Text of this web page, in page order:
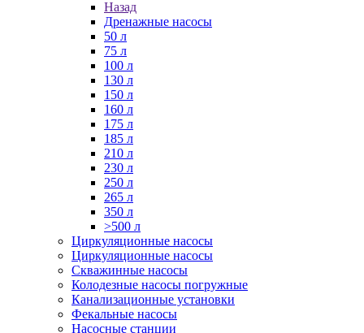
Назад
Дренажные насосы
50 л
75 л
100 л
130 л
150 л
160 л
175 л
185 л
210 л
230 л
250 л
265 л
350 л
>500 л
Циркуляционные насосы
Циркуляционные насосы
Скважинные насосы
Колодезные насосы погружные
Канализационные установки
Фекальные насосы
Насосные станции